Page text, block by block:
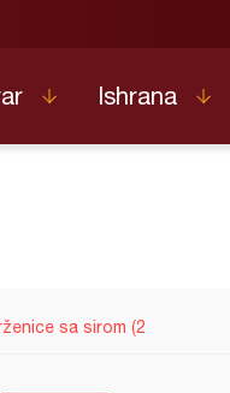
Ishrana
sa sirom (2